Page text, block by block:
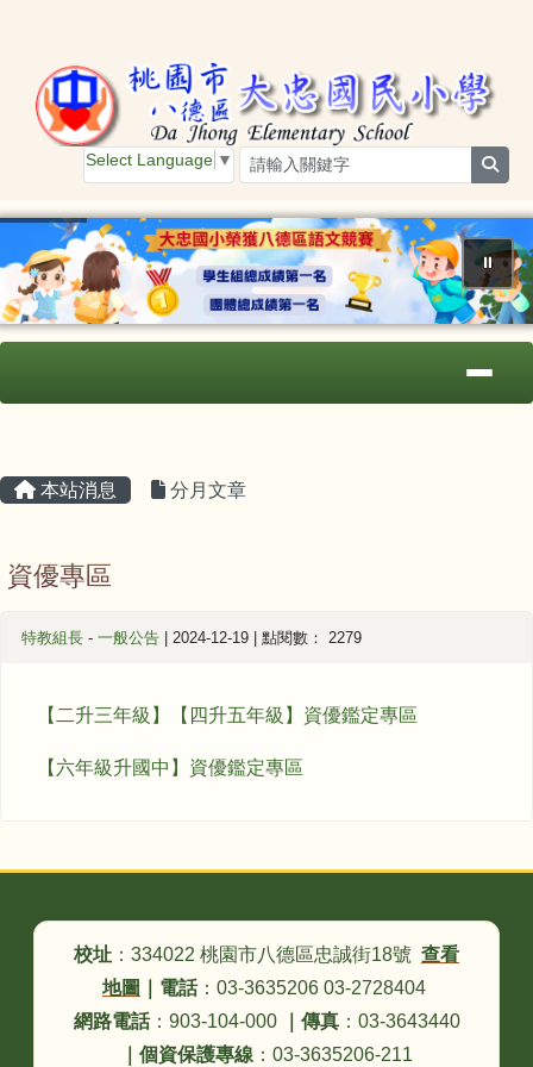
Select Language ▼
⏸
本站消息 分月文章
資優專區
特教組長 - 一般公告 | 2024-12-19 | 點閱數： 2279
【二升三年級】【四升五年級】資優鑑定專區
【六年級升國中】資優鑑定專區
校址 ：334022 桃園市八德區忠誠街18號 查看
地圖
電話：03-3635206 03-2728404
網路電話：903-104-000 傳真：03-3643440
個資保護專線 ：03-3635206-211